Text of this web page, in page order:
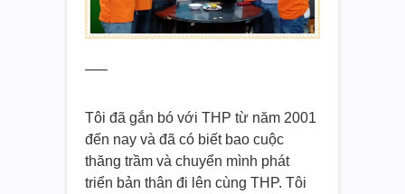
—–
Tôi đã gắn bó với THP từ năm 2001
đến nay và đã có biết bao cuộc
thăng trầm và chuyển mình phát
triển bản thân đi lên cùng THP. Tôi